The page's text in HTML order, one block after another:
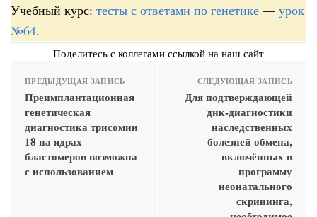
Учебный курс: тесты с ответами по генетике — урок
№64.
Поделитесь с коллегами ссылкой на наш сайт
ПРЕДЫДУЩАЯ ЗАПИСЬ
Преимплантационная
генетическая
диагностика трисомии
18 на ядрах
бластомеров возможна
с использованием
СЛЕДУЮЩАЯ ЗАПИСЬ
Для подтверждающей
днк-диагностики
наследственных
болезней обмена,
включённых в
программу
неонатального
скрининга,